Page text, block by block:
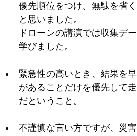
優先順位をつけ、無駄を省
と思いました。
ドローンの講演では収集デ
学びました。
緊急性の高いとき、結果を
があることだけを優先して
だということ。
不謹慎な言い方ですが、災